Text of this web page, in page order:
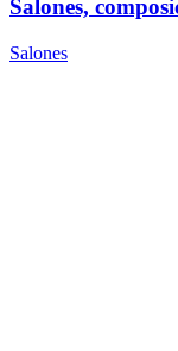
Salones,
Salones